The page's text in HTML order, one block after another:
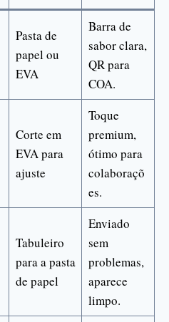
Pasta de
papel ou
EVA
Barra de
sabor clara,
QR para
COA.
Corte em
EVA para
ajuste
Toque
premium,
ótimo para
colaboraçõ
es.
Tabuleiro
para a pasta
de papel
Enviado
sem
problemas,
aparece
limpo.